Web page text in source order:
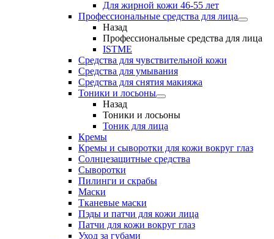
Для жирной кожи 46-55 лет
Профессиональные средства для лица
Назад
Профессиональные средства для лица
ISTME
Средства для чувствительной кожи
Средства для умывания
Средства для снятия макияжа
Тоники и лосьоны
Назад
Тоники и лосьоны
Тоник для лица
Кремы
Кремы и сыворотки для кожи вокруг глаз
Солнцезащитные средства
Сыворотки
Пилинги и скрабы
Маски
Тканевые маски
Пэды и патчи для кожи лица
Патчи для кожи вокруг глаз
Уход за губами